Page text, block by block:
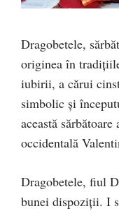
Dragobetele,
originea în
iubirii, a cărui
simbolic şi
această
occidentală
Dragobetele, fiul
bunei dispoziţii. I